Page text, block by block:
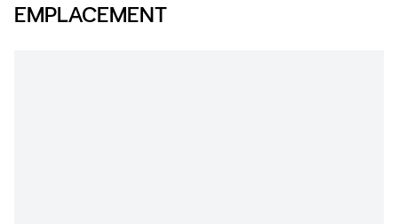
EMPLACEMENT